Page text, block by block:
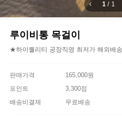
1 / 1
루이비통 목걸이
★하이퀄리티 공장직영 최저가 해외배
판매가격
165,000원
포인트
3,300점
배송비결제
무료배송